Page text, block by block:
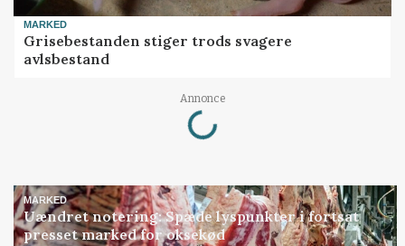
MARKED
Grisebestanden stiger trods svagere
avlsbestand
Annonce
Loading...
MARKED
Uændret notering: Spæde lyspunkter i fortsat
presset marked for oksekød